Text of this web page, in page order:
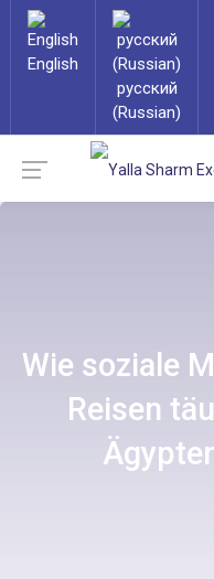
English
русский
(Russian)
Wie soziale
Reisen